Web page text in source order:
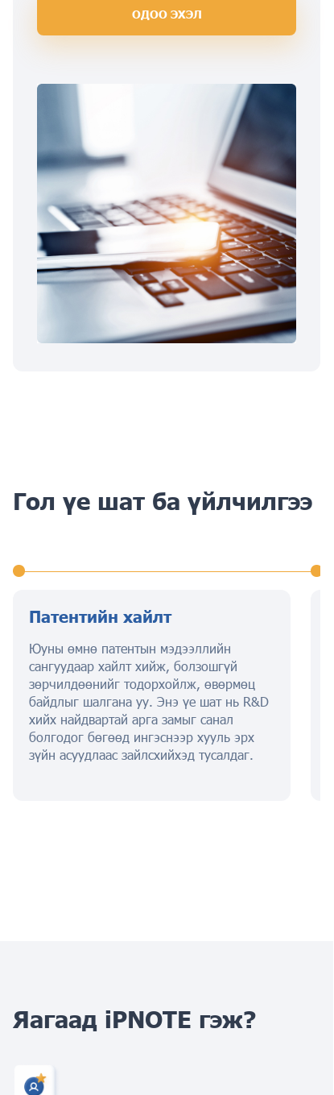
ОДОО ЭХЭЛ
Гол үе шат ба үйлчилгээ
Патентийн хайлт
Юуны өмнө патентын мэдээллийн
сангуудаар хайлт хийж, болзошгүй
зөрчилдөөнийг тодорхойлж, өвөрмөц
байдлыг шалгана уу. Энэ үе шат нь R&D
хийх найдвартай арга замыг санал
болгодог бөгөөд ингэснээр хууль эрх
зүйн асуудлаас зайлсхийхэд тусалдаг.
Яагаад iPNOTE гэж?